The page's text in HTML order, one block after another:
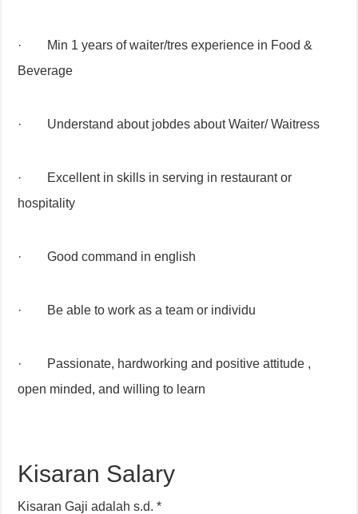
· Min 1 years of waiter/tres experience in Food &
Beverage
· Understand about jobdes about Waiter/ Waitress
· Excellent in skills in serving in restaurant or
hospitality
· Good command in english
· Be able to work as a team or individu
· Passionate, hardworking and positive attitude ,
open minded, and willing to learn
Kisaran Salary
Kisaran Gaji adalah s.d. *